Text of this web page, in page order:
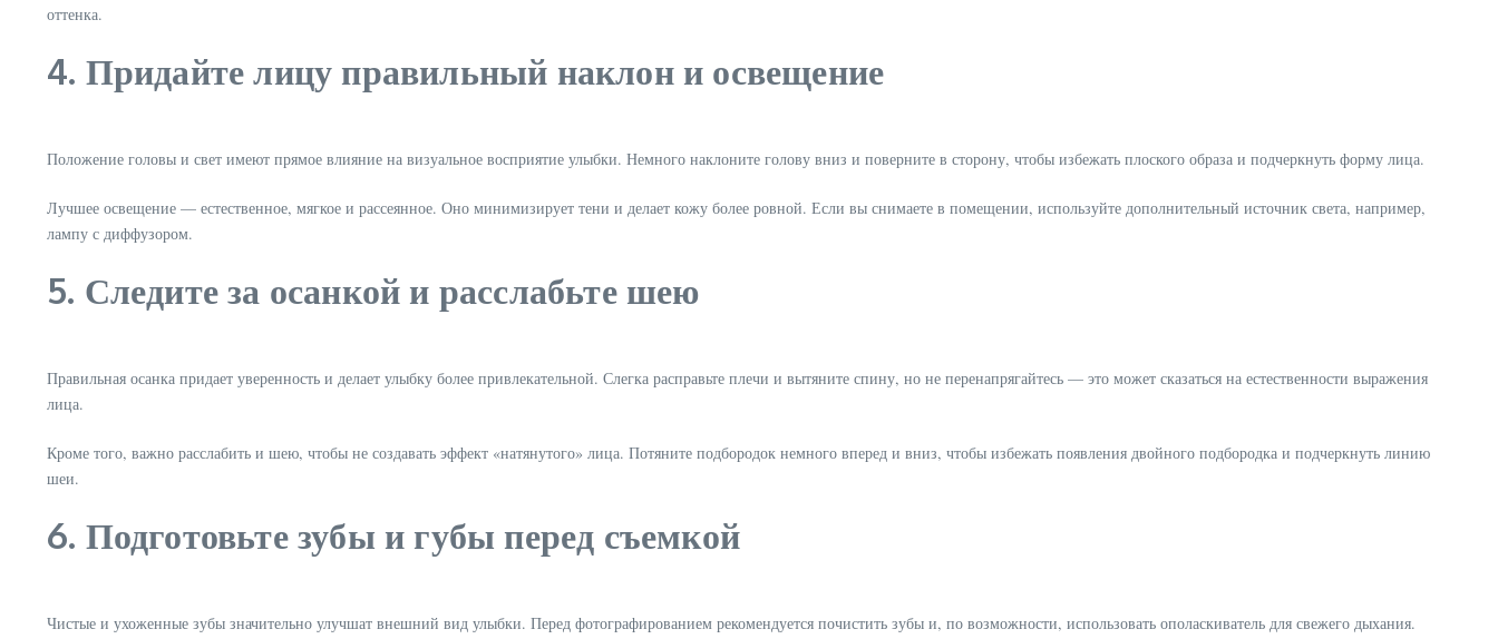
оттенка.
4. Придайте лицу правильный наклон и освещение
Положение головы и свет имеют прямое влияние на визуальное восприятие улыбки. Немного наклоните голову вниз и поверните в сторону, чтобы избежать плоского образа и подчеркнуть форму лица.
Лучшее освещение — естественное, мягкое и рассеянное. Оно минимизирует тени и делает кожу более ровной. Если вы снимаете в помещении, используйте дополнительный источник света, например,
лампу с диффузором.
5. Следите за осанкой и расслабьте шею
Правильная осанка придает уверенность и делает улыбку более привлекательной. Слегка расправьте плечи и вытяните спину, но не перенапрягайтесь — это может сказаться на естественности выражения
лица.
Кроме того, важно расслабить и шею, чтобы не создавать эффект «натянутого» лица. Потяните подбородок немного вперед и вниз, чтобы избежать появления двойного подбородка и подчеркнуть линию
шеи.
6. Подготовьте зубы и губы перед съемкой
Чистые и ухоженные зубы значительно улучшат внешний вид улыбки. Перед фотографированием рекомендуется почистить зубы и, по возможности, использовать ополаскиватель для свежего дыхания.